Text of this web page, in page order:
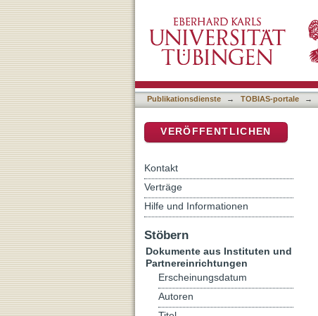
Publikationsdienste → TOBIAS-portale →
VERÖFFENTLICHEN
Kontakt
Verträge
Hilfe und Informationen
Stöbern
Dokumente aus Instituten und
Partnereinrichtungen
Erscheinungsdatum
Autoren